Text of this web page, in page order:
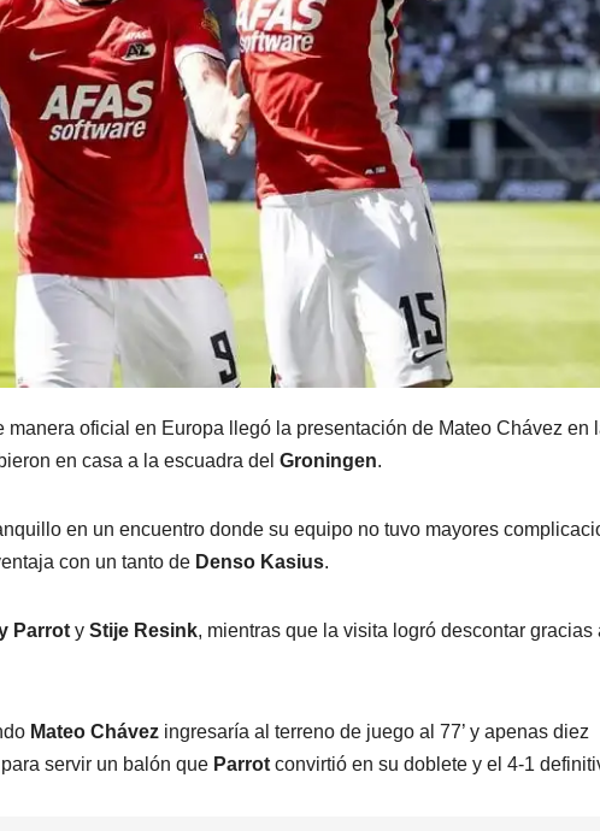
manera oficial en Europa llegó la presentación de Mateo Chávez en
en casa a la escuadra del Groningen.
en un encuentro donde su equipo no tuvo mayores
con un tanto de Denso Kasius.
Parrot y Stije Resink, mientras que la visita logró descontar gracias
Mateo Chávez ingresaría al terreno de juego al 77’ y apenas diez
servir un balón que Parrot convirtió en su doblete y el 4-1